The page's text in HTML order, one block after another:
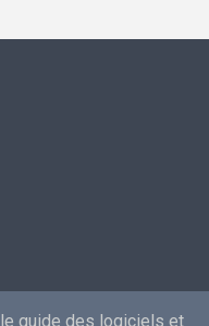
le guide des logiciels et